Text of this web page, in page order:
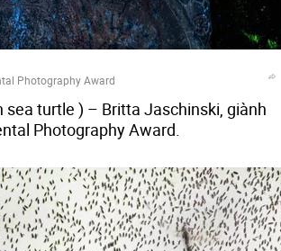
Photography Award
turtle ) – Britta Jaschinski, giành
Photography Award.